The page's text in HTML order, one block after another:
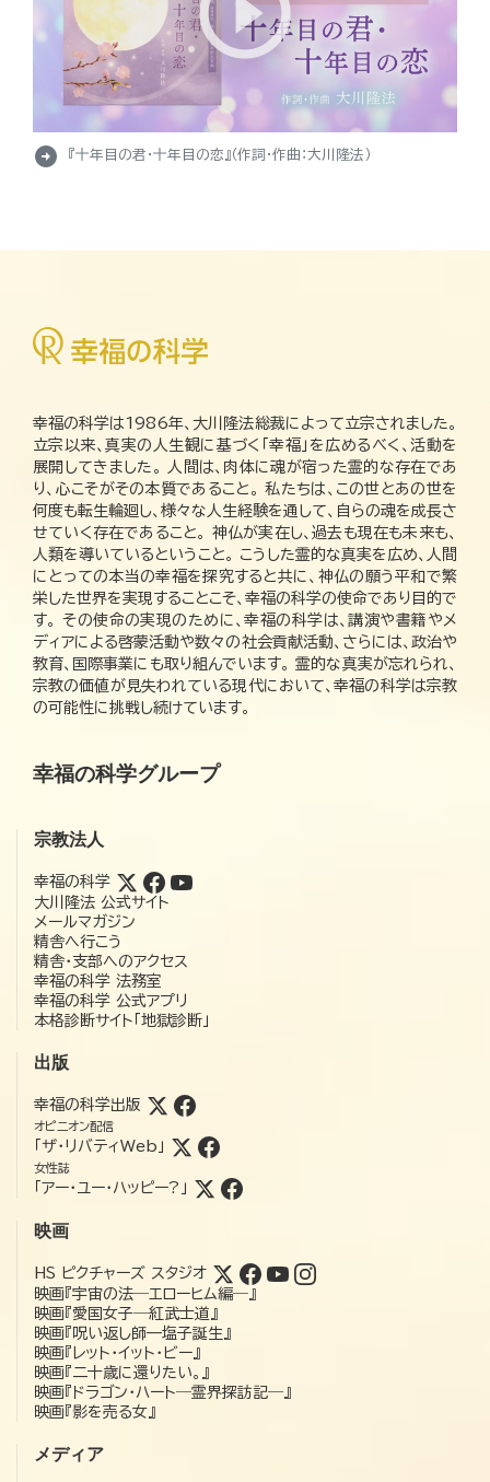
arrow_circle_right 『十年目の君・十年目の恋』（作詞・作曲：大川隆法）
幸福の科学は1986年、大川隆法総裁によって立宗されました。
立宗以来、真実の人生観に基づく「幸福」を広めるべく、活動を
展開してきました。 人間は、肉体に魂が宿った霊的な存在であ
り、心こそがその本質であること。 私たちは、この世とあの世を
何度も転生輪廻し、様々な人生経験を通して、自らの魂を成長さ
せていく存在であること。 神仏が実在し、過去も現在も未来も、
人類を導いているということ。 こうした霊的な真実を広め、人間
にとっての本当の幸福を探究すると共に、神仏の願う平和で繁
栄した世界を実現することこそ、幸福の科学の使命であり目的で
す。 その使命の実現のために、幸福の科学は、講演や書籍やメ
ディアによる啓蒙活動や数々の社会貢献活動、さらには、政治や
教育、国際事業にも取り組んでいます。 霊的な真実が忘れられ、
宗教の価値が見失われている現代において、幸福の科学は宗教
の可能性に挑戦し続けています。
幸福の科学グループ
宗教法人
幸福の科学
大川隆法 公式サイト
メールマガジン
精舎へ行こう
精舎・支部へのアクセス
幸福の科学 法務室
幸福の科学 公式アプリ
本格診断サイト「地獄診断」
出版
幸福の科学出版
オピニオン配信
「ザ・リバティWeb」
女性誌
「アー・ユー・ハッピー?」
映画
HS ピクチャーズ スタジオ
映画『宇宙の法―エローヒム編―』
映画『愛国女子―紅武士道』
映画『呪い返し師—塩子誕生』
映画『レット・イット・ビー』
映画『二十歳に還りたい。』
映画『ドラゴン・ハート―霊界探訪記―』
映画『影を売る女』
メディア